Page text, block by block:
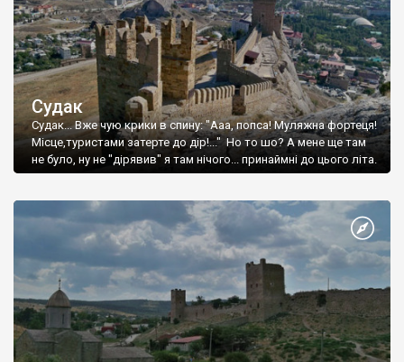
Судак
Судак... Вже чую крики в спину: "Ааа, попса! Муляжна фортеця!
Місце,туристами затерте до дір!..." Но то шо? А мене ще там
не було, ну не "дірявив" я там нічого... принаймні до цього літа.